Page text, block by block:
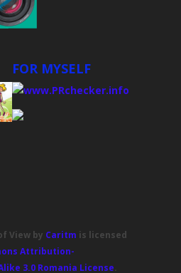
FOR MYSELF
Viewby Caritm is licensed
Attribution-
3.0 Romania License.